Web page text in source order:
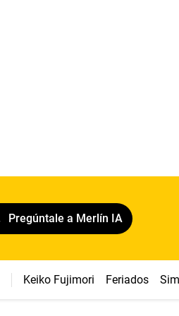
Pregúntale a Merlín IA
Keiko Fujimori Feriados